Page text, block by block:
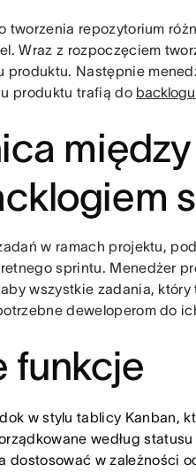
tworzenia repozytorium
Wraz z rozpoczęciem
produktu. Następnie
produktu trafią do
w ramach projektu,
sprintu. Menedżer
wszystkie zadania,
deweloperom do
funkcje
w stylu tablicy Kanban,
według statusu
dostosować w zależności